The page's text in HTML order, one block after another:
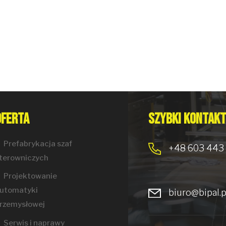
Prefabrykacja szaf
Projektowanie
Serwis i naprawy
Szybki kontakt
+48 603 443